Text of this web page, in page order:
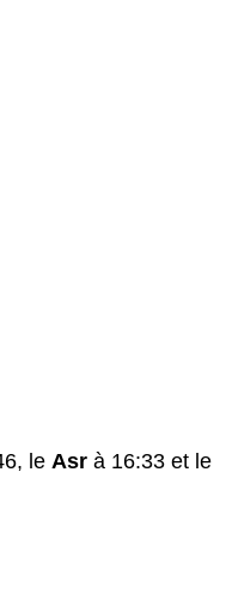
le Asr à 16:33 et le